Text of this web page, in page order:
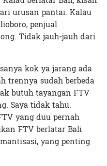
urusan pantai. Kalau
penjual
Tidak jauh-jauh dari
kok ya jarang ada
trennya sudah berbeda
butuh tayangan FTV
Saya tidak tahu.
yang duu pernah
FTV berlatar Bali
yang penting